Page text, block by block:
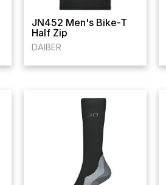
JN452 Men's Bike-T
Half Zip
DAIBER